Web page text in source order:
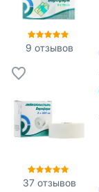
9 отзывов
37отзывов